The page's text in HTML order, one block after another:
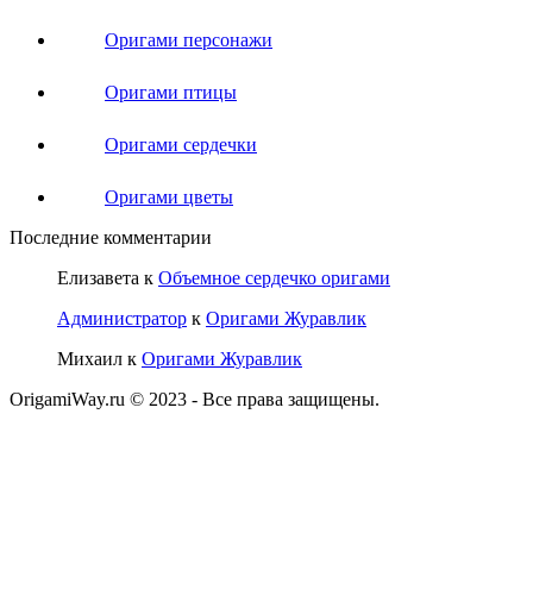
Оригами персонажи
Оригами птицы
Оригами сердечки
Оригами цветы
Последние комментарии
Елизавета к Объемное сердечко оригами
Администратор к Оригами Журавлик
Михаил к Оригами Журавлик
OrigamiWay.ru © 2023 - Все права защищены.